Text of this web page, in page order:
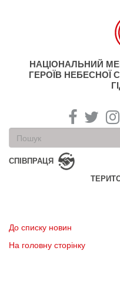
НАЦІОНАЛЬНИЙ
ГЕРОЇВ НЕБЕСНОЇ
Пошукова
форма
Пошук
СПІВПРАЦЯ
До списку новин
На головну сторінку